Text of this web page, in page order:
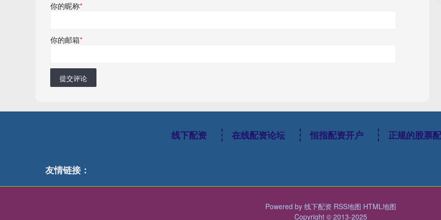
你的昵称*
你的邮箱*
提交评论
线下配资 在线配资论坛 恒指配资开户 正规的股票
友情链接：
Powered by 线下配资 RSS地图 HTML地图
Copyright © 2013-2025